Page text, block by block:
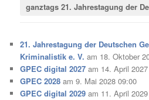
ganztags21. Jahrestagung der
21. Jahrestagung der Deutschen
Kriminalistik e. V. am 18. Oktober
GPEC digital 2027 am 14. April
GPEC 2028 am 9. Mai 2028 09:00
GPEC digital 2029 am 11. April